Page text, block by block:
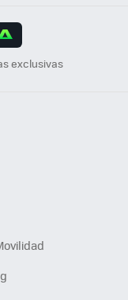
exclusivas